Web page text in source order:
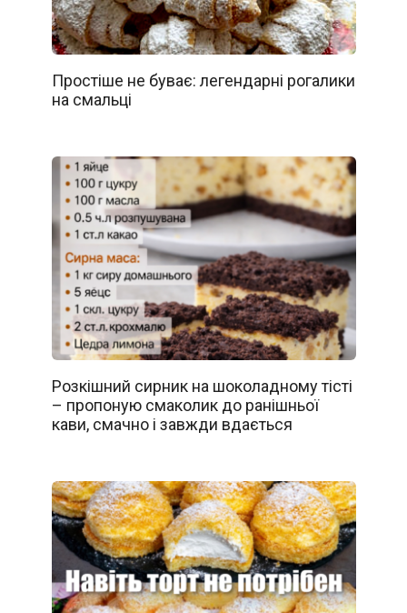
Простіше не буває: легендарні рогалики
на смальці
Розкішний сирник на шоколадному тісті
– пропоную смаколик до ранішньої
кави, смачно і завжди вдається